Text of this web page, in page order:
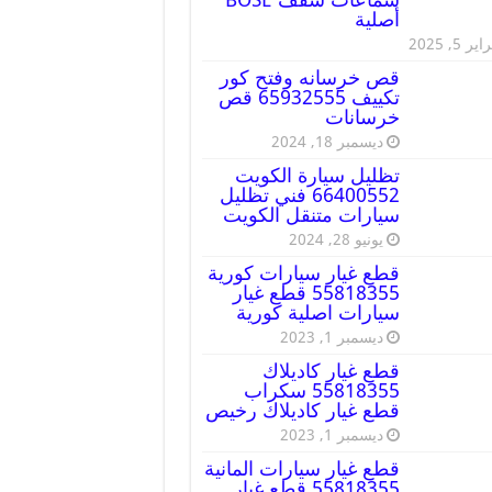
أصلية
5, 2025
قص خرسانه وفتح كور
تكييف 65932555 قص
خرسانات
ديسمبر 18, 2024
تظليل سيارة الكويت
66400552 فني تظليل
سيارات متنقل الكويت
يونيو 28, 2024
قطع غيار سيارات كورية
55818355 قطع غيار
سيارات اصلية كورية
ديسمبر 1, 2023
قطع غيار كاديلاك
55818355 سكراب
قطع غيار كاديلاك رخيص
ديسمبر 1, 2023
قطع غيار سيارات المانية